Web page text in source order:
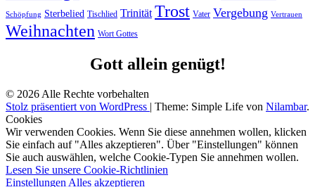
Schöpfung Sterbelied Tischlied Trinität Trost Vater Vergebung Vertrauen
Weihnachten Wort Gottes
Gott allein genügt!
© 2026 Alle Rechte vorbehalten
Stolz präsentiert von WordPress | Theme: Simple Life von Nilambar.
Cookies
Wir verwenden Cookies. Wenn Sie diese annehmen wollen, klicken
Sie einfach auf "Alles akzeptieren". Über "Einstellungen" können
Sie auch auswählen, welche Cookie-Typen Sie annehmen wollen.
Lesen Sie unsere Cookie-Richtlinien
Einstellungen Alles akzeptieren